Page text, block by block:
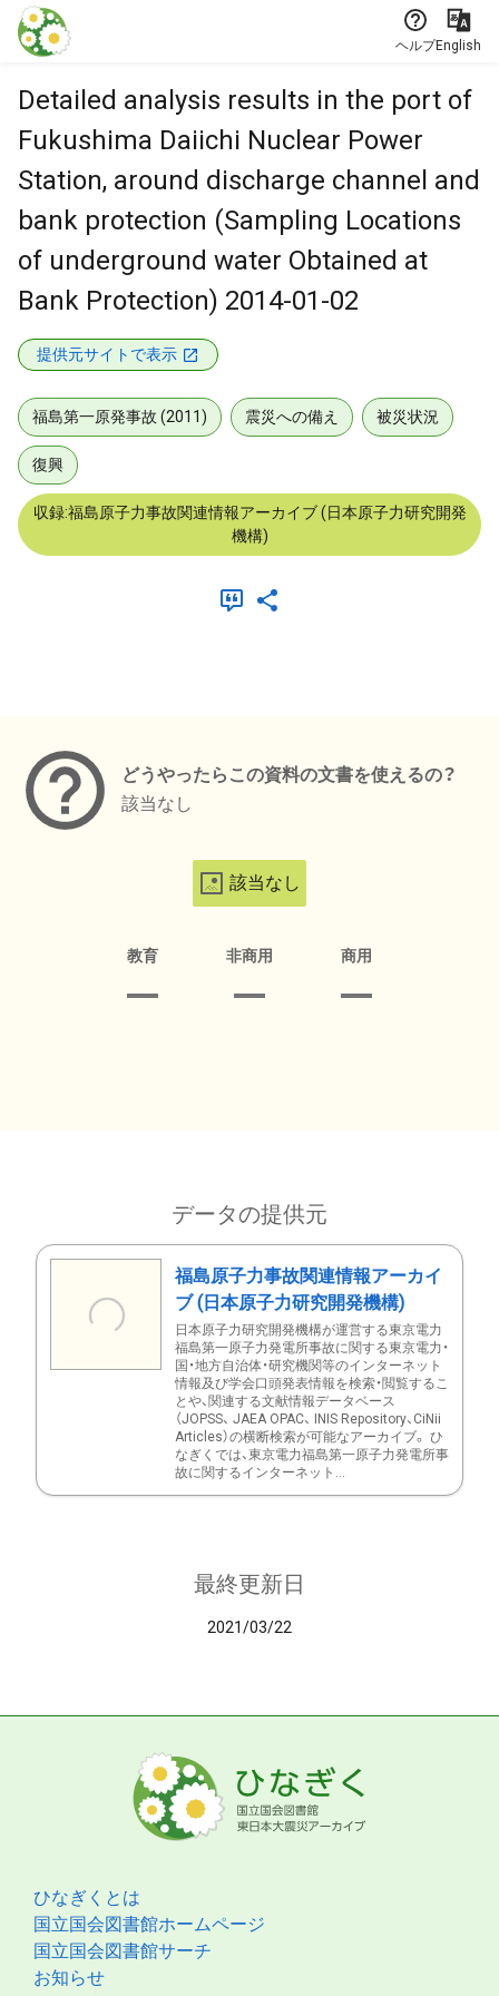
本文に飛ぶ
ヘルプEnglish
Detailed analysis results in the port of
Fukushima Daiichi Nuclear Power
Station, around discharge channel and
bank protection (Sampling Locations
of underground water Obtained at
Bank Protection) 2014-01-02
提供元サイトで表示
福島第一原発事故 (2011) 震災への備え 被災状況
復興
収録:福島原子力事故関連情報アーカイブ (日本原子力研究開発
機構)
どうやったらこの資料の文書を使えるの？
該当なし
該当なし
教育 非商用 商用
データの提供元
福島原子力事故関連情報アーカイ
ブ (日本原子力研究開発機構)
日本原子力研究開発機構が運営する東京電力
福島第一原子力発電所事故に関する東京電力・
国・地方自治体・研究機関等のインターネット
情報及び学会口頭発表情報を検索・閲覧するこ
とや、関連する文献情報データベース
（JOPSS、 JAEA OPAC、 INIS Repository、CiNii
Articles）の横断検索が可能なアーカイブ。 ひ
なぎくでは、東京電力福島第一原子力発電所事
故に関するインターネット...
最終更新日
2021/03/22
ひなぎくとは
国立国会図書館ホームページ
国立国会図書館サーチ
お知らせ